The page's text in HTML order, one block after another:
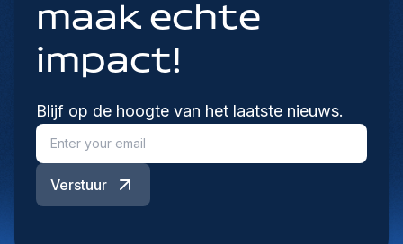
maak echte
impact!
Blijf op de hoogte van het laatste nieuws.
Verstuur